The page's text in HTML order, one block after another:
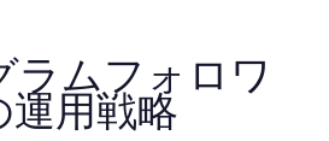
ラムフォロワ
運用戦略